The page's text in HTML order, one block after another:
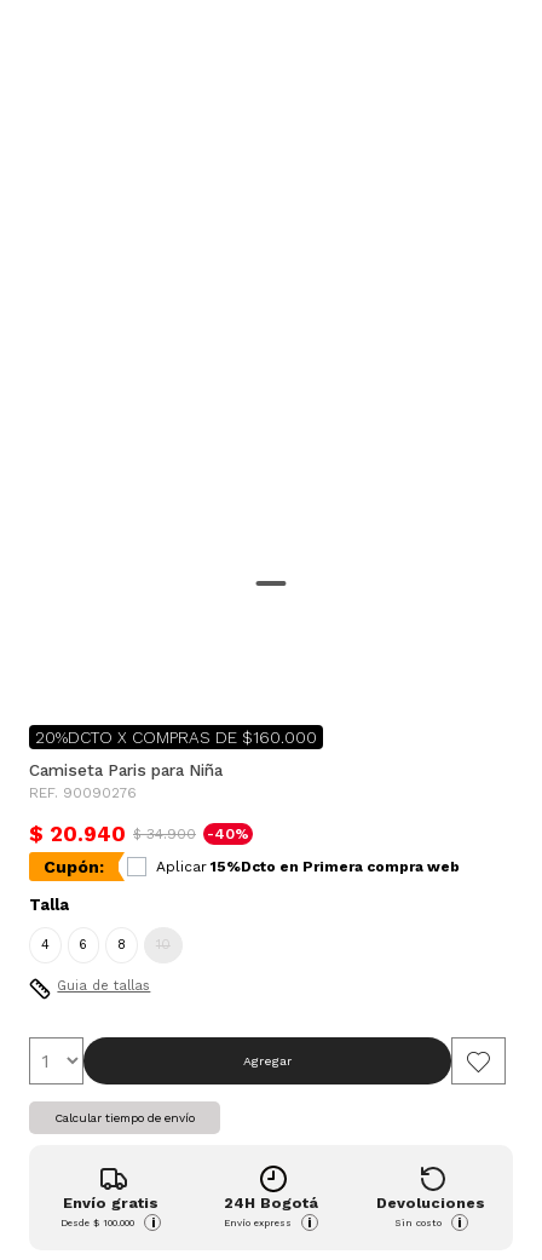
20%DCTO X COMPRAS DE $160.000
Camiseta Paris para Niña
REF. 90090276
$ 20.940 $ 34.900 -40%
Cupón: Aplicar 15%Dcto en Primera compra web
Talla
4 6 8 10
Guia de tallas
Agregar
Calcular tiempo de envío
Envío gratis
Desde$ 100.000 i
24H Bogotá
Envío express i
Devoluciones
Sin costo i